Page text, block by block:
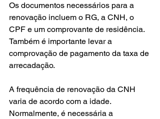
Os documentos necessários para a
renovação incluem o RG, a CNH, o
CPF e um comprovante de residência.
Também é importante levar a
comprovação de pagamento da taxa de
arrecadação.
A frequência de renovação da CNH
varia de acordo com a idade.
Normalmente, é necessária a